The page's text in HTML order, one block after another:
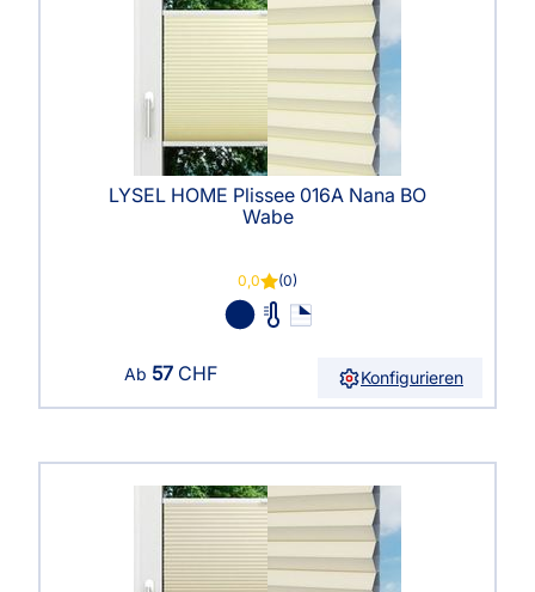
LYSEL HOME Plissee 016A Nana BO
Wabe
0,0 (0)
Ab 57 CHF Konfigurieren